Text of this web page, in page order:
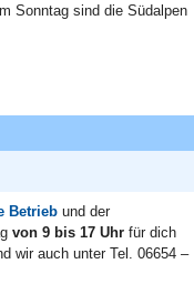
Sonntag sind die Südalpen
Betriebund der
von 9 bis 17 Uhrfür dich
wir auch unter Tel. 06654 –